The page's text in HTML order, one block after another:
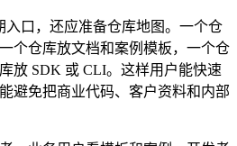
入口，还应准备仓库地图。一个仓
个仓库放文档和案例模板，一个仓
放 SDK 或 CLI。这样用户能快速
避免把商业代码、客户资料和内部